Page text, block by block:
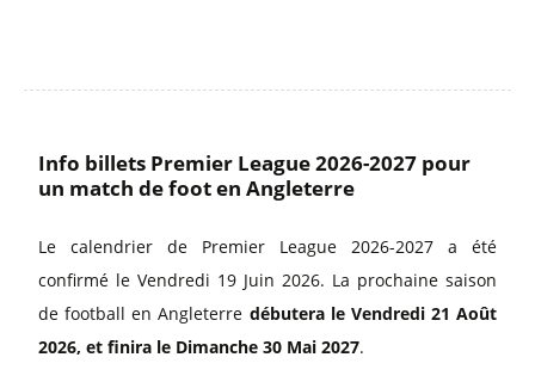
Info billets Premier League 2026-2027 pour
un match de foot en Angleterre
Le calendrier de Premier League 2026-2027 a été
confirmé le Vendredi 19 Juin 2026. La prochaine saison
de football en Angleterre débutera le Vendredi 21 Août
2026, et finira le Dimanche 30 Mai 2027.